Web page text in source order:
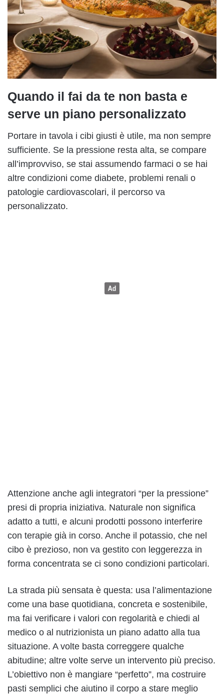
Quando il fai da te non basta e
serve un piano personalizzato
Portare in tavola i cibi giusti è utile, ma non sempre
sufficiente. Se la pressione resta alta, se compare
all’improvviso, se stai assumendo farmaci o se hai
altre condizioni come diabete, problemi renali o
patologie cardiovascolari, il percorso va
personalizzato.
Attenzione anche agli integratori “per la pressione”
presi di propria iniziativa. Naturale non significa
adatto a tutti, e alcuni prodotti possono interferire
con terapie già in corso. Anche il potassio, che nel
cibo è prezioso, non va gestito con leggerezza in
forma concentrata se ci sono condizioni particolari.
La strada più sensata è questa: usa l’alimentazione
come una base quotidiana, concreta e sostenibile,
ma fai verificare i valori con regolarità e chiedi al
medico o al nutrizionista un piano adatto alla tua
situazione. A volte basta correggere qualche
abitudine; altre volte serve un intervento più preciso.
L’obiettivo non è mangiare “perfetto”, ma costruire
pasti semplici che aiutino il corpo a stare meglio